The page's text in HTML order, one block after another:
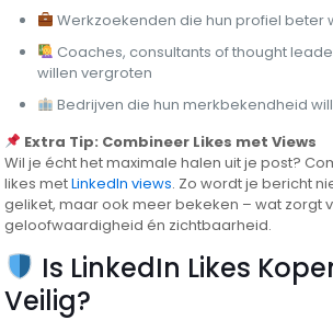
Werkzoekenden die hun profiel beter
Coaches, consultants of thought
willen vergroten
Bedrijven die hun merkbekendheid
Extra Tip: Combineer Likes met Views
Wil je écht het maximale halen uit je post?
likes metLinkedIn views. Zo wordt je bericht
geliket, maar ook meer bekeken – wat zorgt
geloofwaardigheid én zichtbaarheid.
Is LinkedIn Likes
Veilig?